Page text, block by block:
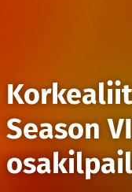
Season